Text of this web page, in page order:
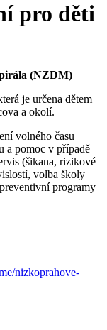
pro děti
(NZDM)
je určena dětem
a okolí.
volného času
a pomoc v případě
(šikana, rizikové
volba školy
programy
nizkoprahove-